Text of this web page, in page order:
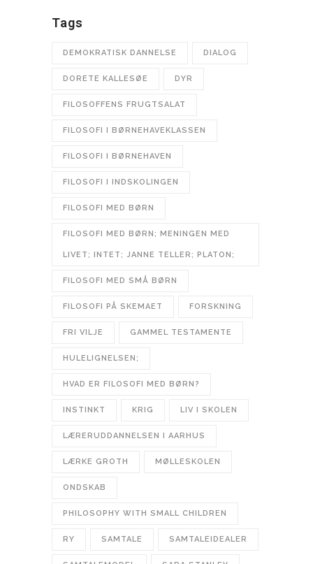
Tags
DEMOKRATISK DANNELSE DIALOG
DORETE KALLESØE DYR
FILOSOFFENS FRUGTSALAT
FILOSOFI I BØRNEHAVEKLASSEN
FILOSOFI I BØRNEHAVEN
FILOSOFI I INDSKOLINGEN
FILOSOFI MED BØRN
FILOSOFI MED BØRN; MENINGEN MED
LIVET; INTET; JANNE TELLER; PLATON;
FILOSOFI MED SMÅ BØRN
FILOSOFI PÅ SKEMAET FORSKNING
FRI VILJE GAMMEL TESTAMENTE
HULELIGNELSEN;
HVAD ER FILOSOFI MED BØRN?
INSTINKT KRIG LIV I SKOLEN
LÆRERUDDANNELSEN I AARHUS
LÆRKE GROTH MØLLESKOLEN
ONDSKAB
PHILOSOPHY WITH SMALL CHILDREN
RY SAMTALE SAMTALEIDEALER